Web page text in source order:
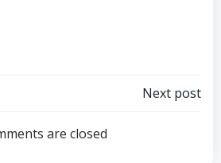
navigation
Next post
are closed